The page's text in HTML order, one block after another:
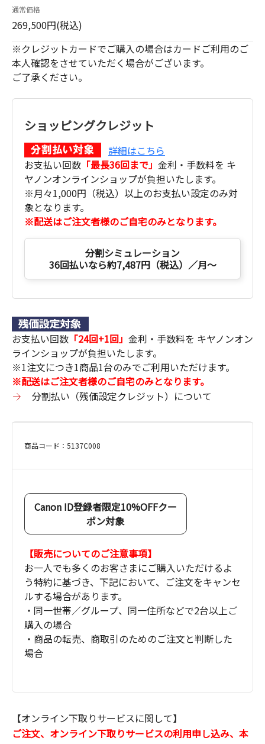
通常価格
269,500円(税込)
※クレジットカードでご購入の場合はカードご利用のご
本人確認をさせていただく場合がございます。
ご了承ください。
ショッピングクレジット
詳細はこちら
お支払い回数 「最長36回まで」 金利・手数料を キ
ヤノンオンラインショップが負担いたします。
※月々1,000円（税込）以上のお支払い設定のみ対
象となります。
※配送はご注文者様のご自宅のみとなります。
分割シミュレーション
36回払いなら約7,487円（税込）／月～
お支払い回数 「24回+1回」 金利・手数料を キヤノンオン
ラインショップが負担いたします。
※1注文につき1商品1台のみでご利用いただけます。
※配送はご注文者様のご自宅のみとなります。
分割払い（残価設定クレジット）について
商品コード：5137C008
Canon ID登録者限定10%OFFクー
ポン対象
【販売についてのご注意事項】
お一人でも多くのお客さまにご購入いただけるよ
う特約に基づき、下記において、ご注文をキャンセ
ルする場合があります。
・同一世帯／グループ、同一住所などで2台以上ご
購入の場合
・商品の転売、商取引のためのご注文と判断した
場合
【オンライン下取りサービスに関して】
ご注文、オンライン下取りサービスの利用申し込み、本